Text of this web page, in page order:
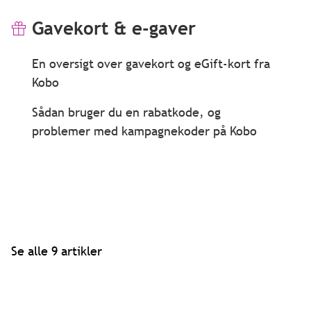
Gavekort & e-gaver
En oversigt over gavekort og eGift-kort fra
Kobo
Sådan bruger du en rabatkode, og
problemer med kampagnekoder på Kobo
Se alle 9 artikler